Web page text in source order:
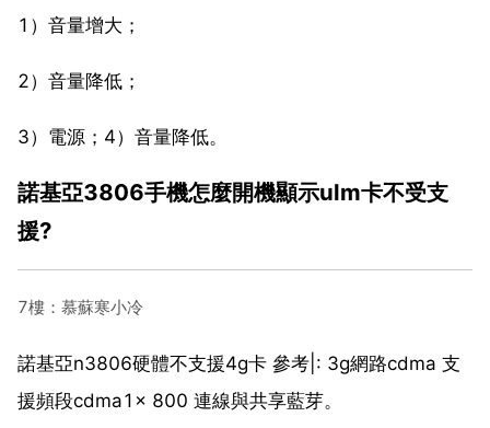
1）音量增大；
2）音量降低；
3）電源；4）音量降低。
諾基亞3806手機怎麼開機顯示ulm卡不受支
援?
7樓：慕蘇寒小冷
諾基亞n3806硬體不支援4g卡 參考|: 3g網路cdma 支
援頻段cdma1x 800 連線與共享藍芽。